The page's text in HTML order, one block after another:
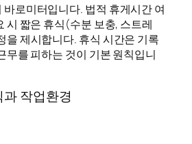
로미터입니다. 법적 휴게시간 여
시 짧은 휴식(수분 보충, 스트레
을 제시합니다. 휴식 시간은 기록
무를 피하는 것이 기본 원칙입니
작업환경